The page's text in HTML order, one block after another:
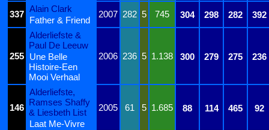
337
Alain Clark
2007 282 5 745 304 298 282 392
Father & Friend
255
Alderliefste &
Paul De Leeuw
2006 236 5 1.138 300 279 275 236
Une Belle
Histoire-Een
Mooi Verhaal
146
Alderliefste,
Ramses Shaffy
& Liesbeth List
2005 61 5 1.685 88 114 465
92
Laat Me-Vivre